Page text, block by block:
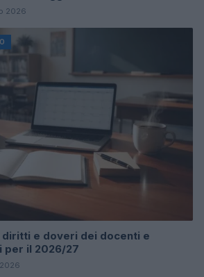
2026
diritti e doveri dei docenti e
per il 2026/27